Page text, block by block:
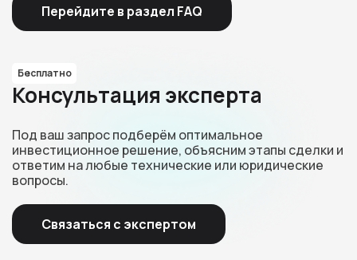
Перейдите в раздел FAQ
Бесплатно
Консультация эксперта
Под ваш запрос подберём оптимальное
инвестиционное решение, объясним этапы сделки и
ответим на любые технические или юридические
вопросы.
Связаться с экспертом